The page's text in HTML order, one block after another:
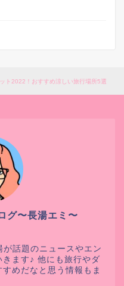
ト2022！おすすめ涼しい旅行場所5選
グ〜長湯エミ〜
が話題のニュースやエン
ます♪ 他にも旅行やダ
めだなと思う情報もま